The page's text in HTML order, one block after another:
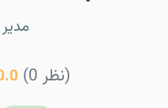
(0 نظر)